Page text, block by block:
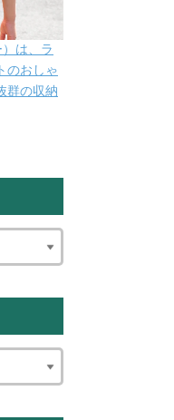
は、ラ
のおしゃ
群の収納